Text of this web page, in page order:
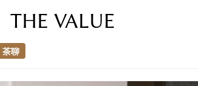
THE VALUE
茶聊